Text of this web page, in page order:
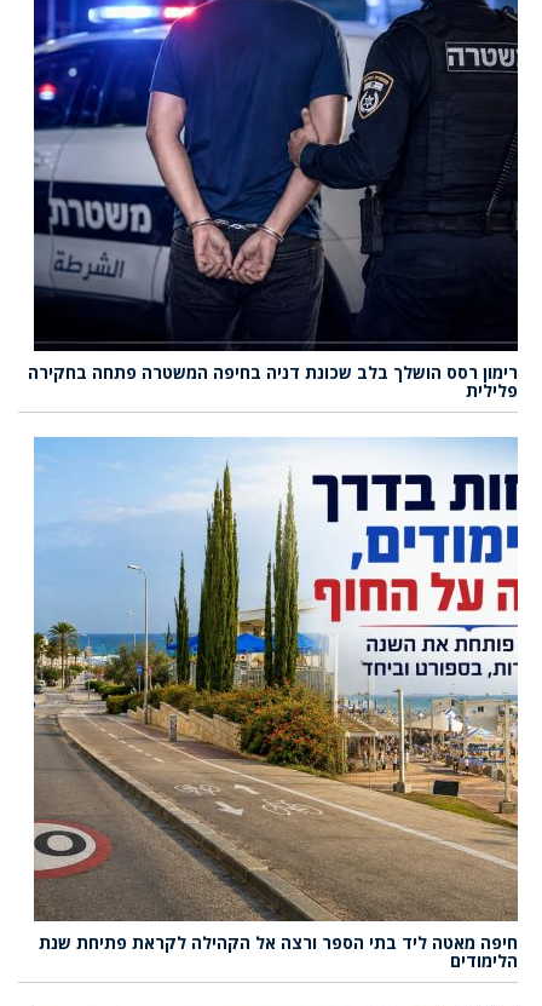
רימון רסס הושלך בלב שכונת דניה בחיפה המשטרה פתחה בחקירה
פלילית
חיפה מאטה ליד בתי הספר ורצה אל הקהילה לקראת פתיחת שנת
הלימודים